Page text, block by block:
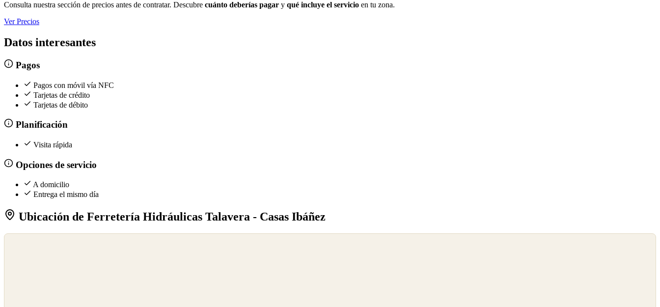
Consulta nuestra sección de precios antes de contratar. Descubre cuánto deberías pagar y qué incluye el servicio en tu zona.
Ver Precios
Datos interesantes
Pagos
Pagos con móvil vía NFC
Tarjetas de crédito
Tarjetas de débito
Planificación
Visita rápida
Opciones de servicio
A domicilio
Entrega el mismo día
Ubicación de Ferretería Hidráulicas Talavera - Casas Ibáñez